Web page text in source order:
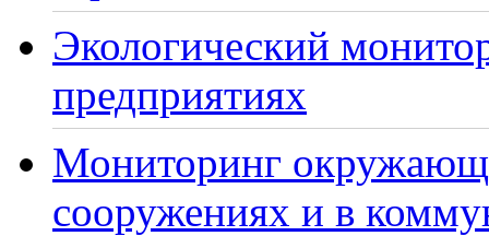
Экологический
предприятиях
Мониторинг
сооружениях и в